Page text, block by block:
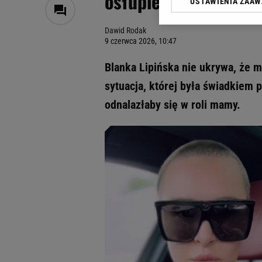
Dawid Rodak
9 czerwca 2026, 10:47
Blanka Lipińska nie ukrywa, że
sytuacja, której była świadkiem
odnalazłaby się w roli mamy.
Klikając „Akceptuję”
odnośnik „Ustawienia
My, nasi Zaufani
Użycie dokładnych
Przechowywanie